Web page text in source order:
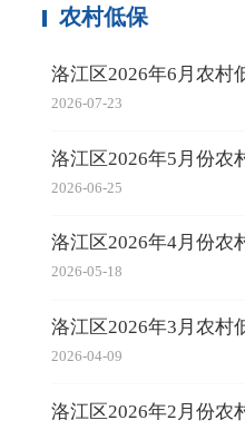
农村低保
洛江区2026年6月农村
2026-07-23
洛江区2026年5月份农
2026-06-25
洛江区2026年4月份农
2026-05-18
洛江区2026年3月农村
2026-04-09
洛江区2026年2月份农